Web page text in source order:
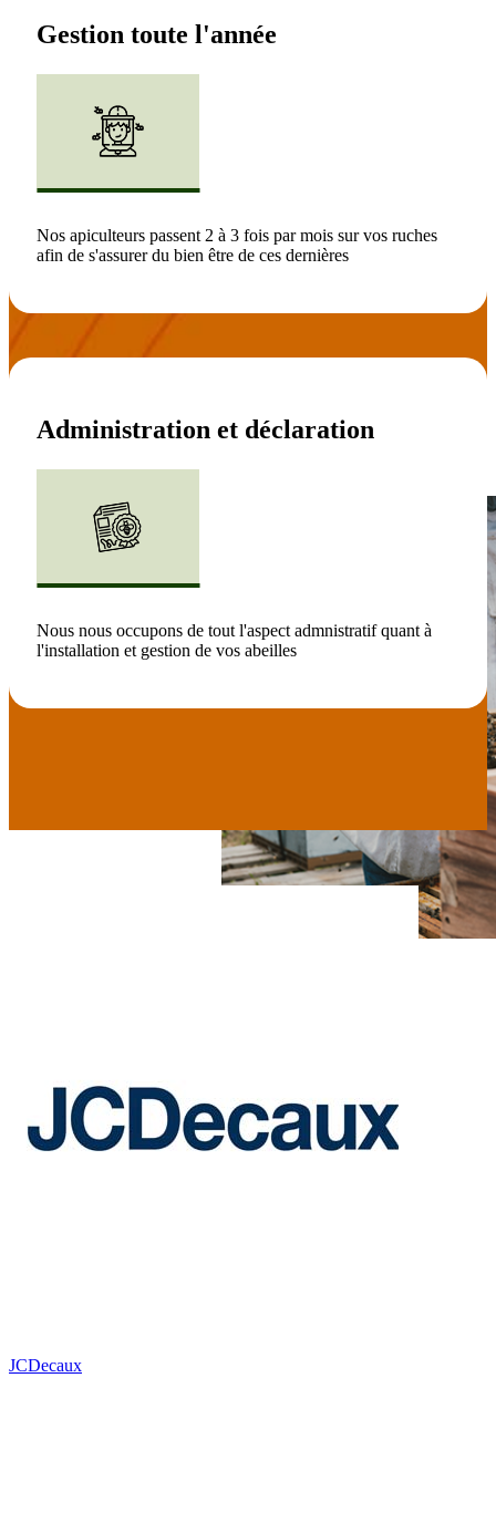
Gestion toute l'année
Nos apiculteurs passent 2 à 3 fois par mois sur vos ruches
afin de s'assurer du bien être de ces dernières
Administration et déclaration
Nous nous occupons de tout l'aspect admnistratif quant à
l'installation et gestion de vos abeilles
JCDecaux